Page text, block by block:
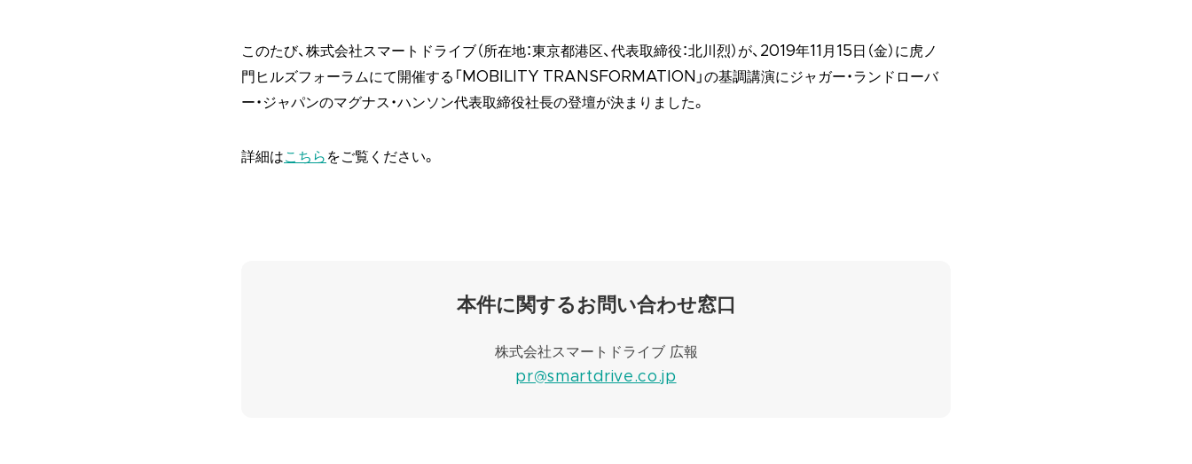
このたび、株式会社スマートドライブ（所在地：東京都港区、代表取締役：北川烈）が、2019年11月15日（金）に虎ノ
門ヒルズフォーラムにて開催する「MOBILITY TRANSFORMATION」の基調講演にジャガー・ランドローバ
ー・ジャパンのマグナス・ハンソン代表取締役社長の登壇が決まりました。
詳細はこちら をご覧ください。
本件に関するお問い合わせ窓口
株式会社スマートドライブ 広報
pr@smartdrive.co.jp